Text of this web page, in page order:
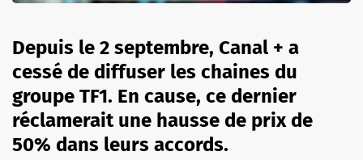
Depuis le 2 septembre, Canal + a
cessé de diffuser les chaines du
groupe TF1. En cause, ce dernier
réclamerait une hausse de prix de
50% dans leurs accords.